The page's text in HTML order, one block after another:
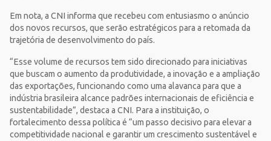
Em nota, a CNI informa que recebeu com entusiasmo o anúncio
dos novos recursos, que serão estratégicos para a retomada da
trajetória de desenvolvimento do país.
“Esse volume de recursos tem sido direcionado para iniciativas
que buscam o aumento da produtividade, a inovação e a ampliação
das exportações, funcionando como uma alavanca para que a
indústria brasileira alcance padrões internacionais de eficiência e
sustentabilidade”, destaca a CNI. Para a instituição, o
fortalecimento dessa política é “um passo decisivo para elevar a
competitividade nacional e garantir um crescimento sustentável e